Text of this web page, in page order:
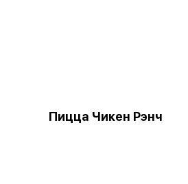
Пицца Чикен Рэнч